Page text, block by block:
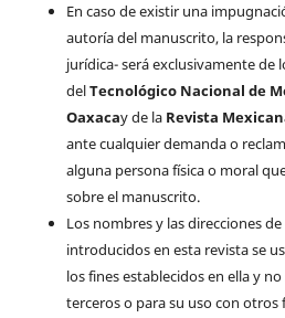
En caso de existir una
autoría del manuscrito, la
jurídica- será exclusivamente de
delTecnológico Nacional de
Oaxacay de la Revista
ante cualquier demanda o
alguna persona física o moral
sobre el manuscrito.
Los nombres y las direcciones
introducidos en esta revista se
los fines establecidos en ella y
terceros o para su uso con otros